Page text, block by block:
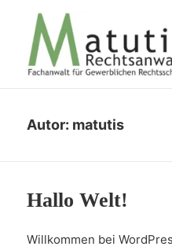
Autor: matutis
Hallo Welt!
Willkommen bei